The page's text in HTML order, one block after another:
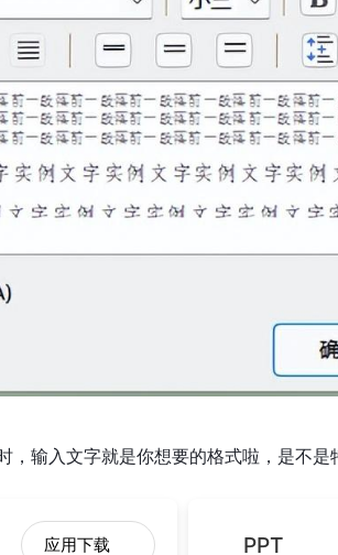
，输入文字就是你想要的格式啦，是不是
应用下载 PPT